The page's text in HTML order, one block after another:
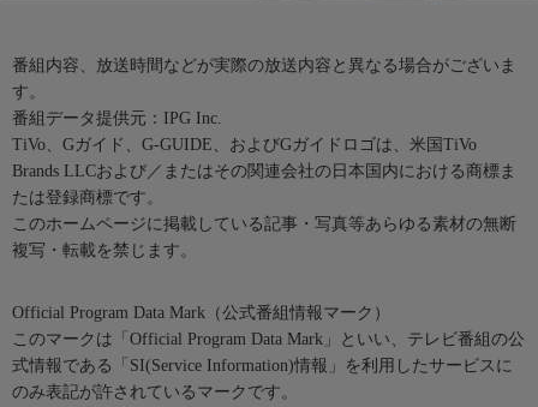
番組内容、放送時間などが実際の放送内容と異なる場合がございま
す。
番組データ提供元：IPG Inc.
TiVo、Gガイド、G-GUIDE、およびGガイドロゴは、米国TiVo
Brands LLCおよび／またはその関連会社の日本国内における商標ま
たは登録商標です。
このホームページに掲載している記事・写真等あらゆる素材の無断
複写・転載を禁じます。
Official Program Data Mark（公式番組情報マーク）
このマークは「Official Program Data Mark」といい、テレビ番組の公
式情報である「SI(Service Information)情報」を利用したサービスに
のみ表記が許されているマークです。